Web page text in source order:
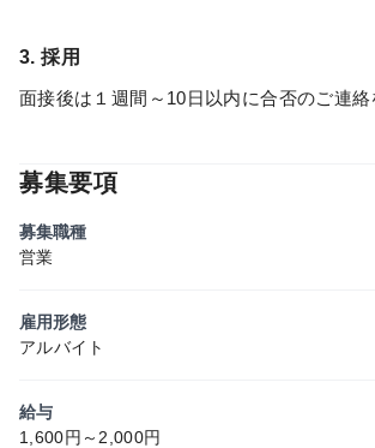
3. 採用
面接後は１週間～10日以内に合否のご連絡
募集要項
募集職種
営業
雇用形態
アルバイト
給与
1,600円～2,000円